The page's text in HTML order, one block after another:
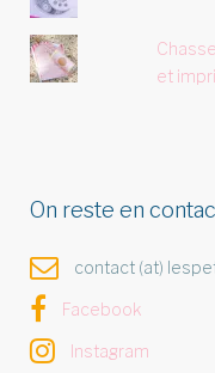
et
On reste en
contact (at)
Facebook
Instagram